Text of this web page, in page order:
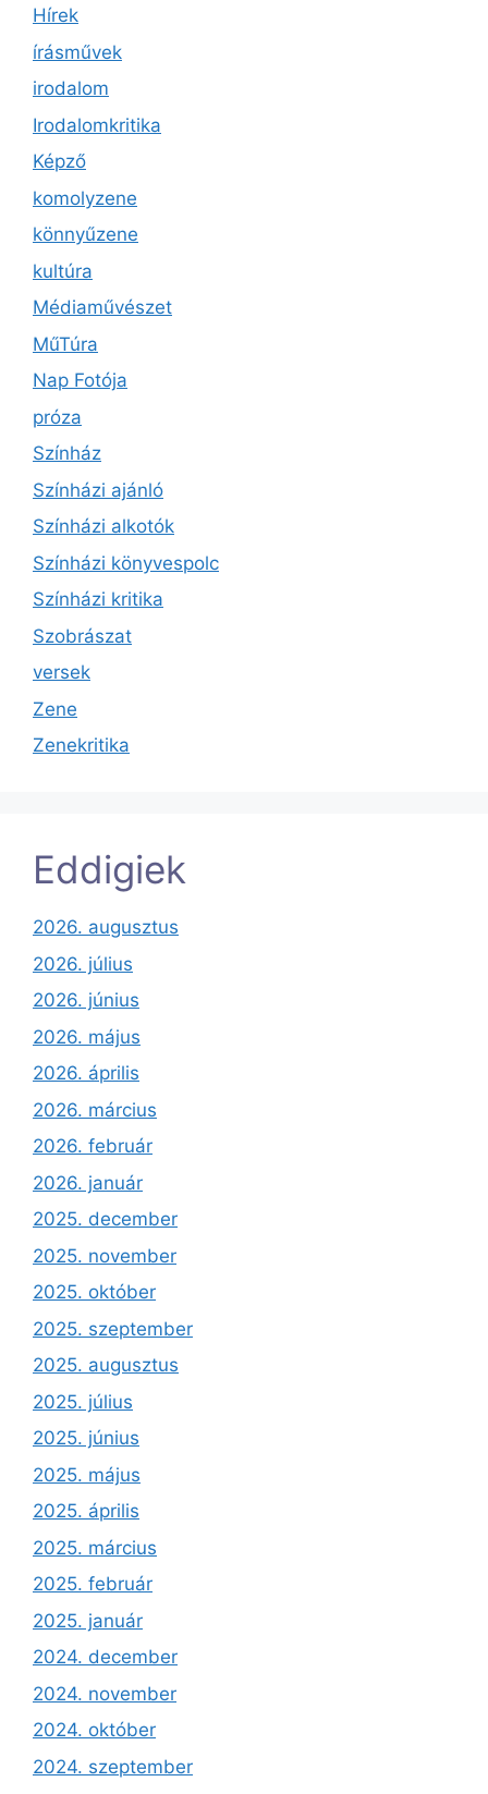
Hírek
írásművek
irodalom
Irodalomkritika
Képző
komolyzene
könnyűzene
kultúra
Médiaművészet
MűTúra
Nap Fotója
próza
Színház
Színházi ajánló
Színházi alkotók
Színházi könyvespolc
Színházi kritika
Szobrászat
versek
Zene
Zenekritika
Eddigiek
2026. augusztus
2026. július
2026. június
2026. május
2026. április
2026. március
2026. február
2026. január
2025. december
2025. november
2025. október
2025. szeptember
2025. augusztus
2025. július
2025. június
2025. május
2025. április
2025. március
2025. február
2025. január
2024. december
2024. november
2024. október
2024. szeptember